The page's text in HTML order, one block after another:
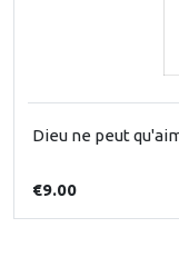
Dieu ne peut
€9.00